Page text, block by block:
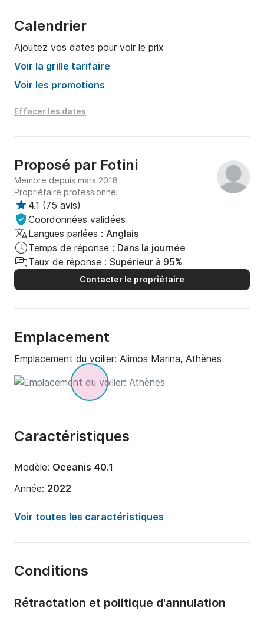
Calendrier
Ajoutez vos dates pour voir le prix
Voir la grille tarifaire
Voir les promotions
Effacer les dates
Proposé par Fotini
Membre depuis mars 2018
Propriétaire professionnel
4.1 (75 avis)
Coordonnées validées
Langues parlées : Anglais
Temps de réponse : Dans la journée
Taux de réponse : Supérieur à 95%
Contacter le propriétaire
Emplacement
Emplacement du voilier: Alimos Marina, Athènes
Caractéristiques
Modèle: Oceanis 40.1
Année: 2022
Capacité à bord:
10 personnes
Nombre de salles de bains:
Longueur:
Voir toutes les caractéristiques
Conditions
Rétractation et politique d'annulation